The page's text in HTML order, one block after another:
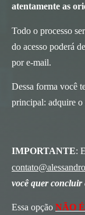
atentamente as
Todo o processo
do acesso poderá
por e-mail.
Dessa forma você
principal: adquire o
IMPORTANTE:
você quer concluir
Essa opção NÃO